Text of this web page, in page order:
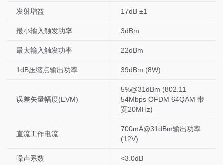
发射增益 17dB ±1
最小输入触发功率 3dBm
最大输入触发功率 22dBm
1dB压缩点输出功率 39dBm (8W)
误差矢量幅度(EVM)
5%@31dBm (802.11
54Mbps OFDM 64QAM 带
宽20MHz)
直流工作电流
700mA@31dBm输出功率
(12V)
噪声系数 <3.0dB